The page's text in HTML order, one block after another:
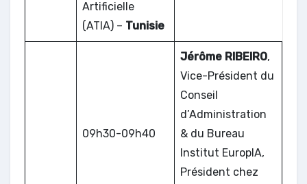
Artificielle
(ATIA) – Tunisie
09h30-09h40
Jérôme RIBEIRO,
Vice-Président du
Conseil
d’Administration
& du Bureau
Institut EuropIA,
Président chez